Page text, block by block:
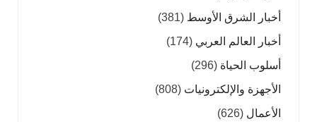
أخبار الشرق الأوسط (381)
أخبار العالم العربي (174)
أسلوب الحياة (296)
الأجهزة والإلكترونيات (808)
الأعمال (626)